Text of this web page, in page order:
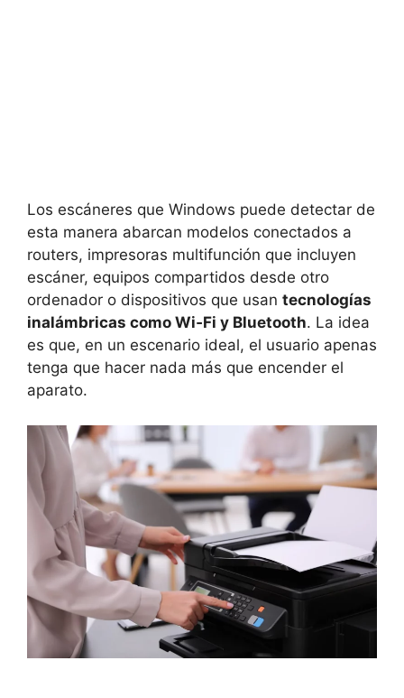
Los escáneres que Windows puede detectar de
esta manera abarcan modelos conectados a
routers, impresoras multifunción que incluyen
escáner, equipos compartidos desde otro
ordenador o dispositivos que usan tecnologías
inalámbricas como Wi‑Fi y Bluetooth. La idea
es que, en un escenario ideal, el usuario apenas
tenga que hacer nada más que encender el
aparato.